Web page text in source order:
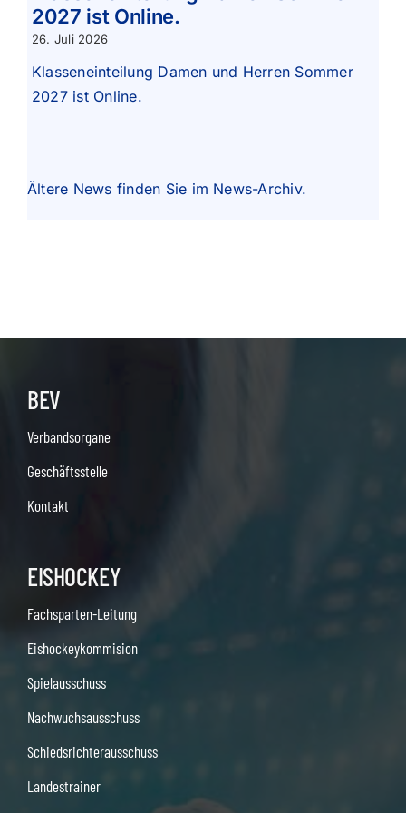
2027 ist Online.
26. Juli 2026
Klasseneinteilung Damen und Herren Sommer
2027 ist Online.
Ältere News finden Sie im News-Archiv.
BEV
Verbandsorgane
Geschäftsstelle
Kontakt
EISHOCKEY
Fachsparten-Leitung
Eishockeykommision
Spielausschuss
Nachwuchsausschuss
Schiedsrichterausschuss
Landestrainer